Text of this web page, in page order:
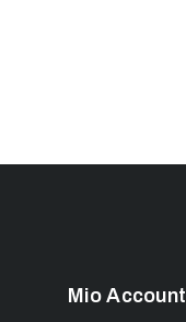
Mio Account